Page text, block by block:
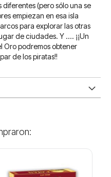
(pero sólo una se
empiezan en esa isla
para explorar las otras
de ciudades. Y .... ¡¡Un
Oro podremos obtener
de los piratas!!